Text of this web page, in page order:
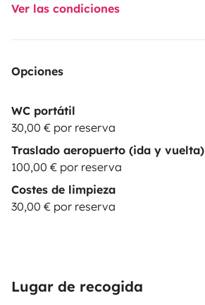
Ver las condiciones
Opciones
WC portátil
30,00 € por reserva
Traslado aeropuerto (ida y vuelta)
100,00 € por reserva
Costes de limpieza
30,00 € por reserva
Lugar de recogida